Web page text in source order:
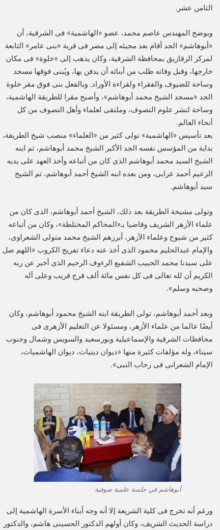
الثامن عشر‏.
ويوضح المهندس عاصم محمد، عضو «الهاشمية» فى الشرقية، أن
«أبوهاشم» الجد أقام بعد مجيئه إلى مصر فى قرية «بنى عامر» التابعة
لمركز الزقازيق بمحافظة الشرقية، وكان يذهب إلى «خلوة» فى مكان
خارجها، وقبل وفاته طلب من أبنائه أن يدفن بها، ويُبنى فوقها مسجد
وساحة للضيوف والفقراء ولقراءة الأوراد. وبالفعل بنى فوق مقر خلوة
الجد «مسجد الشيخ محمد أبوهاشم»، وأصبح مقرا للطريقة الهاشمية،
وساحة لنشر علوم التصوف، وملتقى لعلماء وأهل التصوف من كل
أنحاء العالم.
بعد تأسيس «الهاشمية» تولى كثير من «العلماء» منصب شيخ الطريقة،
بداية من المؤسس نفسه الجد الأكبر الشيخ محمد أبوهاشم، ثم ابنه
الشيخ السيد محمد أبوهاشم الذى كان من أتباعه وأخذ العهد على يديه
الزعيم أحمد عرابى، ومن بعده ابنه الشيخ أحمد أبوهاشم، ثم الشيخ
سيد أبوهاشم.
وتولى مشيخة الطريقة بعد ذلك، الشيخ أحمد أبوهاشم، الذى كان من
علماء الأزهر الشريف وقاضيا بـ«المحاكم المختلطة»، وكان من أتباعه
كثير من شيوخ وعلماء الأزهر، أبرزهم الشيخ محمد متولى الشعراوى،
والإمام عبدالحليم محمود الذى أخذ عنه دعاء تفريج الكروب «اللهم صل
على سيدنا محمد الحبيب الشفيع الرءوف الرحيم الذى أخبر عن ربه
الكريم أن لله تعالى فى كل نفس مائة ألف فرج قريب وعلى آله
وصحبه وسلم».
وبعد أحمد أبوهاشم، تولى الطريقة ابنه الشيخ محمود أبوهاشم، وكان
أيضًا عالما من علماء الأزهر، ومسئولا عن التعليم الأزهرى فى
محافظات الشرقية والإسماعيلية وبورسعيد والسويس وشمال وجنوب
سيناء، وله مؤلفات كثيرة منها «ديوان دينيات، ديوان الهاشميات،
الإمام الشعرانى فى رحاب النبى».
أبوهاشم في جلسة علمية صوفية
ورغم أنه تخرج فى كلية الشريعة إلا أنه وجه أبناء الأسرة الهاشمية إلى
دراسة الحديث الشريف، وكان أولهم الدكتور الحسينى هاشم، والدكتور